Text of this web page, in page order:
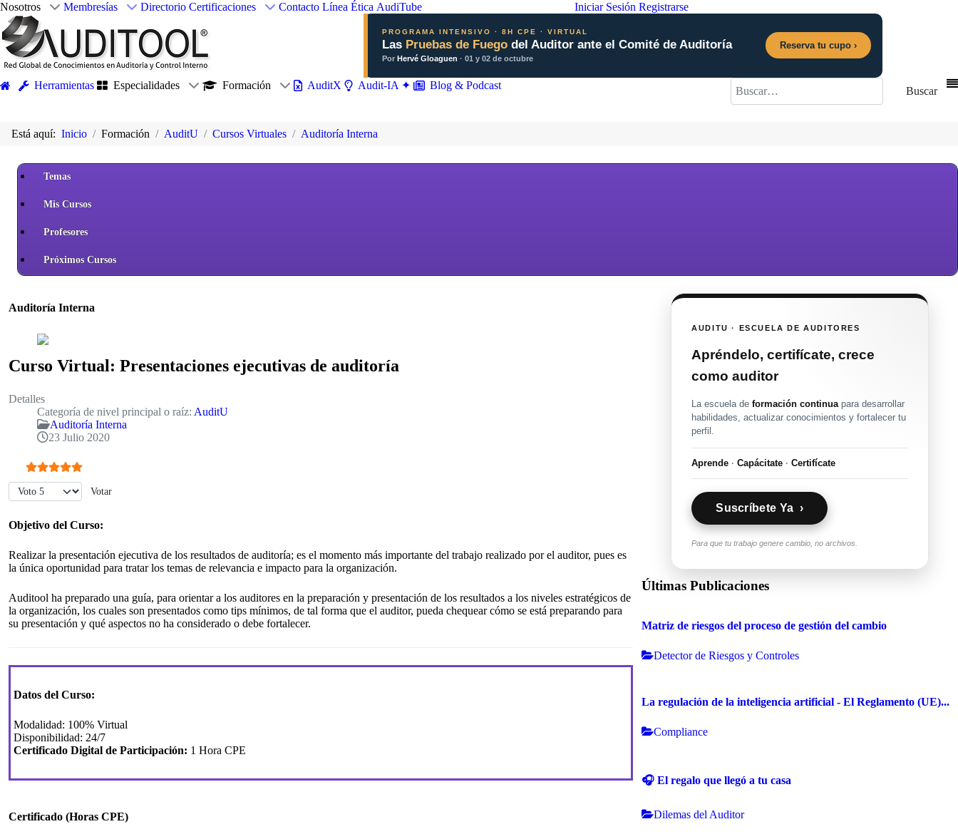
Nosotros Membresías Directorio Certificaciones Contacto Línea Ética AudiTube Iniciar Sesión Registrarse
PROGRAMA INTENSIVO · 8H CPE · VIRTUAL
Las Pruebas de Fuegodel Auditor ante el Comité de Auditoría
Por Hervé Gloaguen · 01 y 02 de octubre
Reserva tu cupo ›
Herramientas Especialidades Formación AuditX Audit-IA ✦ Blog & Podcast Buscar
Buscar
Está aquí: Inicio Formación AuditU Cursos Virtuales Auditoría Interna
Temas
Mis Cursos
Profesores
Próximos Cursos
Auditoría Interna
Curso Virtual: Presentaciones ejecutivas de auditoría
Detalles
Categoría de nivel principal o raíz: AuditU
Auditoría Interna
23 Julio 2020
Ratio:5/5
Por favor, vote
Objetivo del Curso:
Realizar la presentación ejecutiva de los resultados de auditoría; es el momento más importante del trabajo realizado por el auditor, pues es
la única oportunidad para tratar los temas de relevancia e impacto para la organización.
Auditool ha preparado una guía, para orientar a los auditores en la preparación y presentación de los resultados a los niveles estratégicos de
la organización, los cuales son presentados como tips mínimos, de tal forma que el auditor, pueda chequear cómo se está preparando para
su presentación y qué aspectos no ha considerado o debe fortalecer.
Datos del Curso:
Modalidad: 100% Virtual
Disponibilidad: 24/7
Certificado Digital de Participación: 1 Hora CPE
Certificado (Horas CPE)
AUDITU · ESCUELA DE AUDITORES
Apréndelo, certifícate, crece
como auditor
La escuela deformación continuapara desarrollar
habilidades, actualizar conocimientos y fortalecer tu
perfil.
Aprende · Capácitate · Certifícate
Suscríbete Ya ›
Para que tu trabajo genere cambio, no archivos.
Últimas Publicaciones
Matriz de riesgos del proceso de gestión del cambio
Detector de Riesgos y Controles
La regulación de la inteligencia artificial - El Reglamento (UE)...
Compliance
🎧 El regalo que llegó a tu casa
Dilemas del Auditor